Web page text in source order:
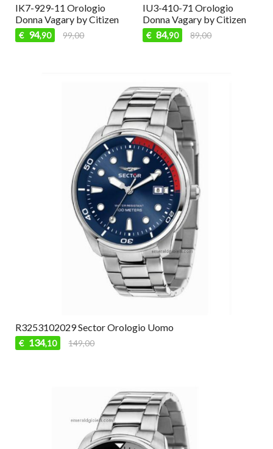
IK7-929-11 Orologio
Donna Vagary by Citizen
€ 94,90 99,00
IU3-410-71 Orologio
Donna Vagary by Citizen
€ 84,90 89,00
R3253102029 Sector Orologio Uomo
€ 134,10 149,00